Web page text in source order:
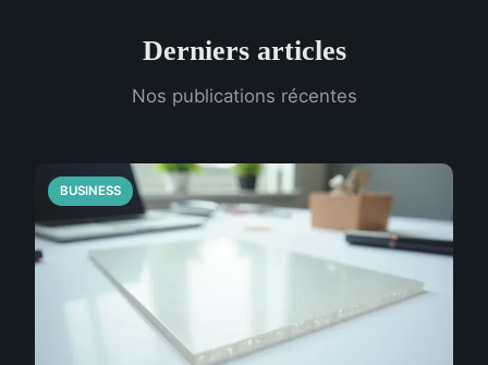
Derniers articles
Nos publications récentes
BUSINESS